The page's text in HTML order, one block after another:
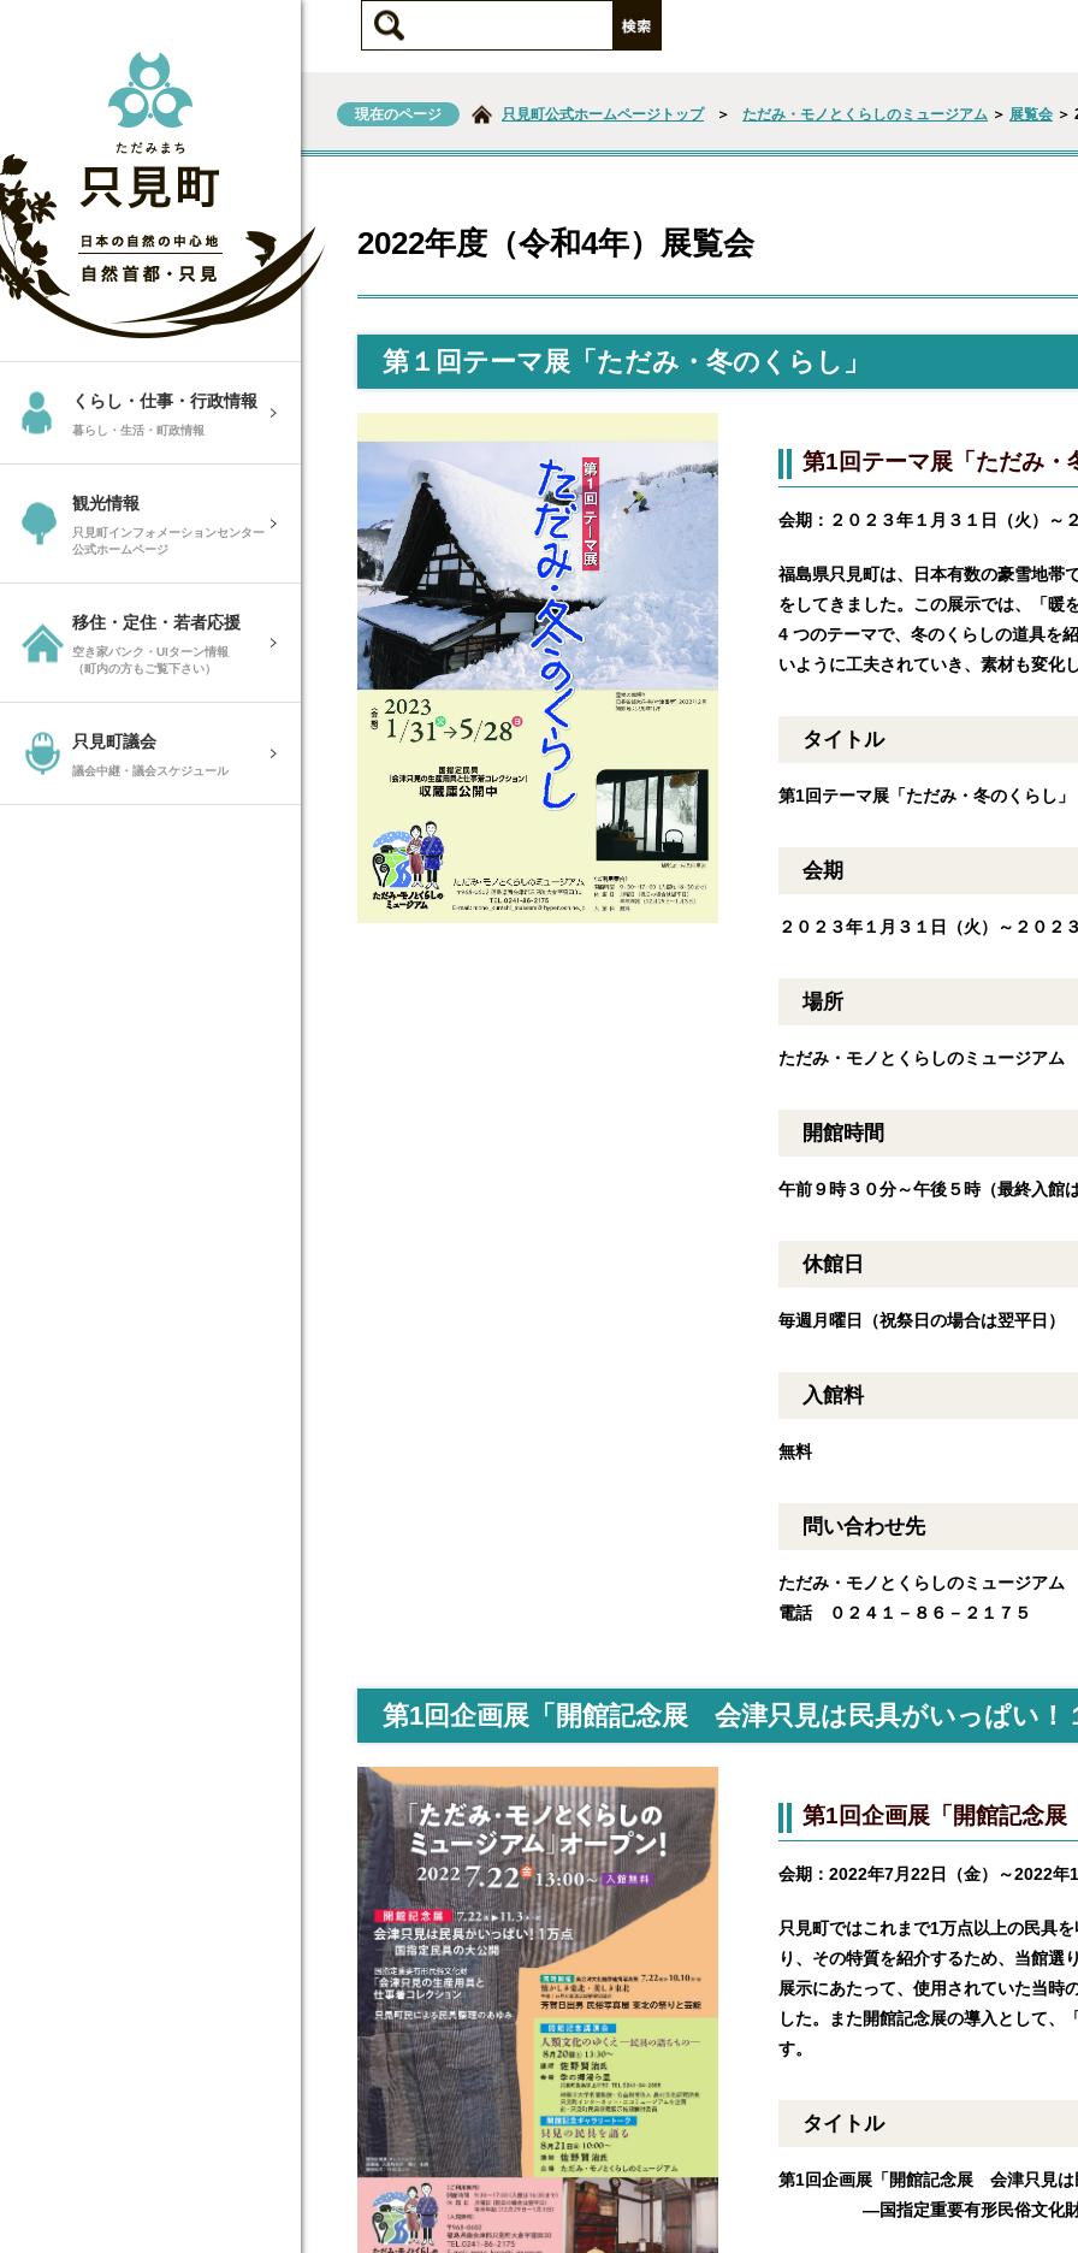
くらし・仕事・行政情報
暮らし・生活・町政情報
観光情報
只見町インフォメーションセンター
公式ホームページ
移住・定住・若者応援
空き家バンク・UIターン情報
（町内の方もご覧下さい）
只見町議会
議会中継・議会スケジュール
現在のページ 只見町公式ホームページトップ ＞ ただみ・モノとくらしのミュージアム ＞ 展覧会 ＞
2022年度（令和4年）展覧会
第１回テーマ展「ただみ・冬のくらし」
第1回テーマ展「ただみ・
会期：２０２３年１月３１日（火）～
福島県只見町は、日本有数の豪雪地帯
をしてきました。この展示では、「暖
4 つのテーマで、冬のくらしの道具を
いように工夫されていき、素材も変化
タイトル
第1回テーマ展「ただみ・冬のくらし」
会期
２０２３年１月３１日（火）～２０２
場所
ただみ・モノとくらしのミュージア
開館時間
午前９時３０分～午後５時（最終入館
休館日
毎週月曜日（祝祭日の場合は翌平日）
入館料
無料
問い合わせ先
ただみ・モノとくらしのミュージアム
電話 ０２４１－８６－２１７５
第1回企画展「開館記念展 会津只見は民具がいっぱい！
第1回企画展「開館記念
会期：2022年7月22日（金）～2022年
只見町ではこれまで1万点以上の民具
り、その特質を紹介するため、当館選
展示にあたって、使用されていた当時
した。また開館記念展の導入として、
す。
タイトル
第1回企画展「開館記念展 会津只見は
―国指定重要有形民俗文化財「会